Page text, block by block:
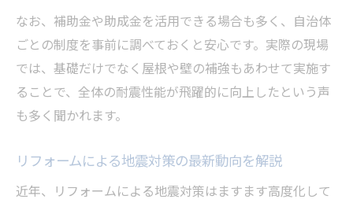
方法
耐震リフォームの前に診断を徹底活用
なお、補助金や助成金を活用できる場合も多く、自治体
ごとの制度を事前に調べておくと安心です。実際の現場
では、基礎だけでなく屋根や壁の補強もあわせて実施す
ることで、全体の耐震性能が飛躍的に向上したという声
も多く聞かれます。
リフォームによる地震対策の最新動向を解説
近年、リフォームによる地震対策はますます高度化して